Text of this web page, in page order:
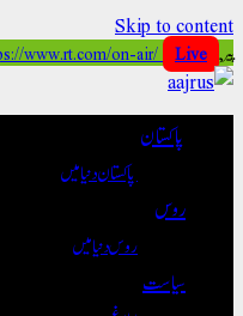
Skip to
https://www.rt.com/on-air/ Live
پاکستان
پاکستان دنیا میں
روس
روس دنیا میں
سیاست